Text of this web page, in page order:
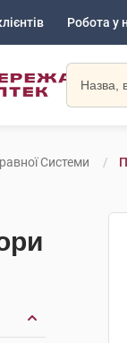
Робота у
Системи